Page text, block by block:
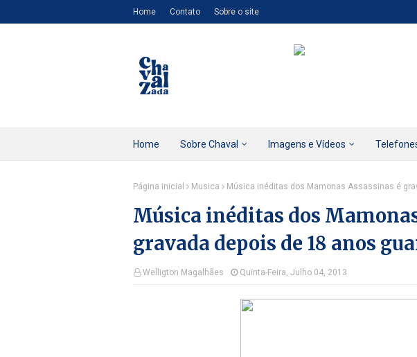
Home Contato Sobre o site
Home Sobre Chaval Imagens e Vídeos
Página inicial Musica Música inéditas dos Mamonas Assassinas é
Música inéditas dos
gravada depois de 18 anos
Welligton Magalhães Quinta-Feira, Julho 04, 2013